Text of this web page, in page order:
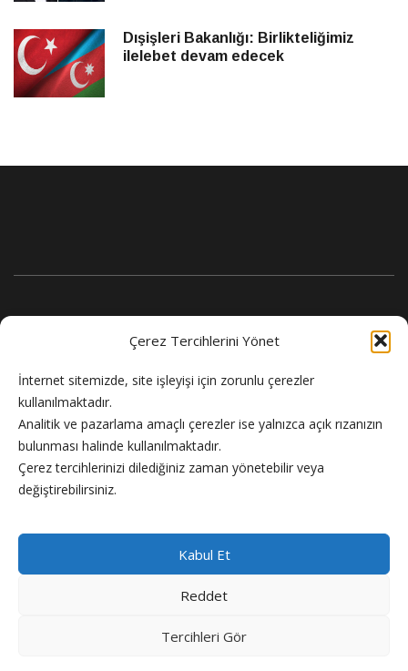
Çerez Tercihlerini Yönet
İnternet sitemizde, site işleyişi için zorunlu çerezler
kullanılmaktadır.
Analitik ve pazarlama amaçlı çerezler ise yalnızca açık rızanızın
bulunması halinde kullanılmaktadır.
Çerez tercihlerinizi dilediğiniz zaman yönetebilir veya
değiştirebilirsiniz.
Kabul Et
Reddet
Tercihleri Gör
Dışişleri Bakanlığı: Birlikteliğimiz
ilelebet devam edecek
Flash Haber doğru ve güncel haber sitesi.
Gizlilik Politikası